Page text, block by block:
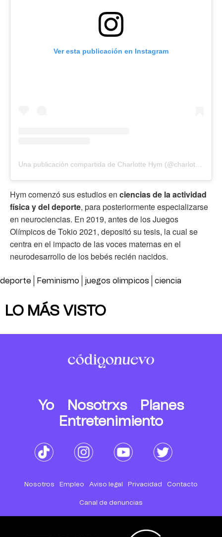
Ver esta publicación en Instagram
Una publicación compartida de Charlotte Hym (@charlotte_hym)
Hym comenzó sus estudios en ciencias de la actividad
física y del deporte, para posteriormente especializarse
en neurociencias. En 2019, antes de los Juegos
Olímpicos de Tokio 2021, depositó su tesis, la cual se
centra en el impacto de las voces maternas en el
neurodesarrollo de los bebés recién nacidos.
deporte Feminismo juegos olimpicos ciencia
LO MÁS VISTO
Yo Nosotrxs
Planes
Entretenimiento
Nosotros Empleo Aviso legal Privacidad Contacto
Canal de denuncias